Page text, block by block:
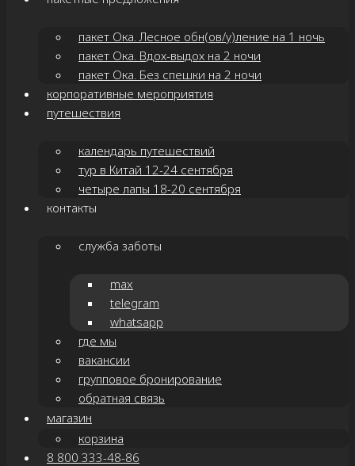
пакет Ока. Лесное обн(ов/у)ление на 1 ночь
пакет Ока. Вдох-выдох на 2 ночи
пакет Ока. Без спешки на 2 ночи
корпоративные мероприятия
путешествия
календарь путешествий
тур в Китай 12-24 сентября
четыре лапы 18-20 сентября
контакты
служба заботы
max
telegram
whatsapp
где мы
вакансии
групповое бронирование
обратная связь
магазин
корзина
8 800 333-48-86